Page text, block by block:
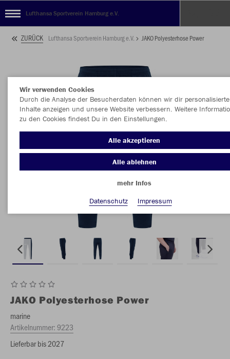
Lufthansa Sportverein Hamburg e.V.
ZURÜCK Lufthansa Sportverein Hamburg e.V. JAKO Polyesterhose Power
JAKO Polyesterhose Power
marine
Artikelnummer:9223
Lieferbar bis 2027
Wir verwenden Cookies
Durch die Analyse der Besucherdaten können wir dir personalisierte
Inhalte anzeigen und unsere Website verbessern. Weitere
zu den Cookies findest Du in den Einstellungen.
Alle akzeptieren
Alle ablehnen
mehr Infos
Datenschutz
Impressum